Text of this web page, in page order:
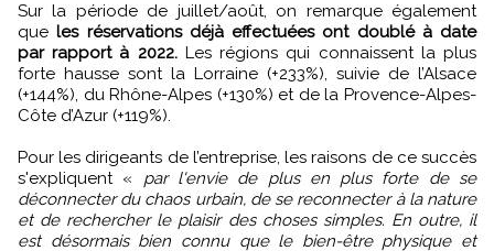
Sur la période de juillet/août, on remarque également
que les réservations déjà effectuées ont doublé à date
par rapport à 2022.Les régions qui connaissent la plus
forte hausse sont la Lorraine (+233%), suivie de l’Alsace
(+144%), du Rhône-Alpes (+130%) et de la Provence-Alpes-
Côte d’Azur (+119%).
Pour les dirigeants de l’entreprise, les raisons de ce succès
s'expliquent « par l'envie de plus en plus forte de se
déconnecter du chaos urbain, de se reconnecter à la nature
et de rechercher le plaisir des choses simples. En outre, il
est désormais bien connu que le bien-être physique et